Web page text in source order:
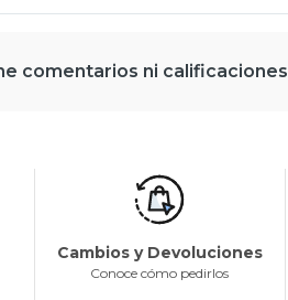
comentarios ni calificaciones
Cambios y Devoluciones
Conoce cómo pedirlos